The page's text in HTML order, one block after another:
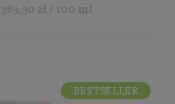
zł / 100 ml
BESTSELLER